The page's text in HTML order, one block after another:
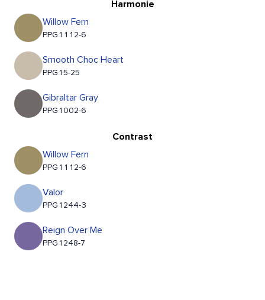
Harmonie
Willow Fern
PPG1112-6
Smooth Choc Heart
PPG15-25
Gibraltar Gray
PPG1002-6
Contrast
Willow Fern
PPG1112-6
Valor
PPG1244-3
Reign Over Me
PPG1248-7